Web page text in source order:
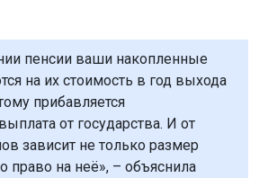
пенсии ваши накопленные
на их стоимость в год выхода
прибавляется
от государства. И от
зависит не только размер
право на неё», – объяснила